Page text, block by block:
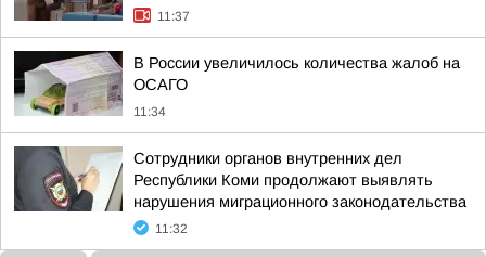
11:37
В России увеличилось количества жалоб на
ОСАГО
11:34
Сотрудники органов внутренних дел
Республики Коми продолжают выявлять
нарушения миграционного законодательства
11:32